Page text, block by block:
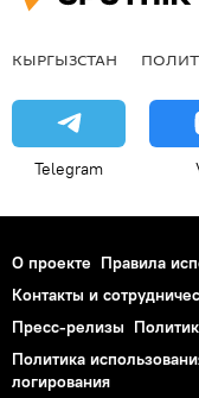
КЫРГЫЗСТАН
Telegram
О проекте Правила
Контакты и
Пресс-релизы
Политика
логирования